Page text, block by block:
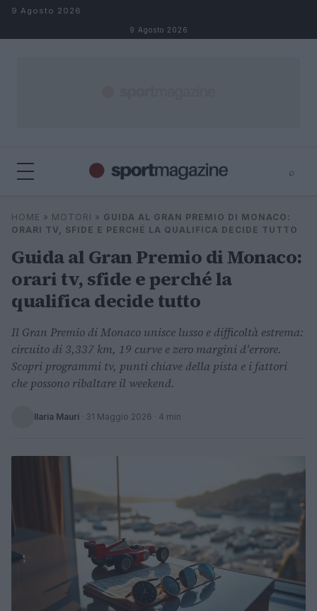
Salta al contenuto
9 Agosto 2026
9 Agosto 2026
⌕
Cerca
⌕
HOME » MOTORI » GUIDA AL GRAN PREMIO DI MONACO:
ORARI TV, SFIDE E PERCHÉ LA QUALIFICA DECIDE TUTTO
Guida al Gran Premio di Monaco:
orari tv, sfide e perché la
qualifica decide tutto
Il Gran Premio di Monaco unisce lusso e difficoltà estrema:
circuito di 3,337 km, 19 curve e zero margini d'errore.
Scopri programmi tv, punti chiave della pista e i fattori
che possono ribaltare il weekend.
Ilaria Mauri · 31 Maggio 2026 · 4 min